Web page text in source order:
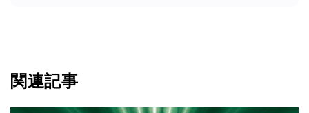
関連記事